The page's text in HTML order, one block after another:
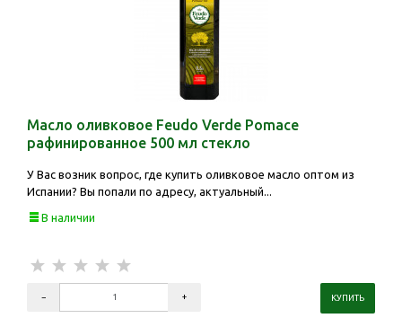
Масло оливковое Feudo Verde Pomace
рафинированное 500 мл стекло
У Вас возник вопрос, где купить оливковое масло оптом из
Испании? Вы попали по адресу, актуальный...
В наличии